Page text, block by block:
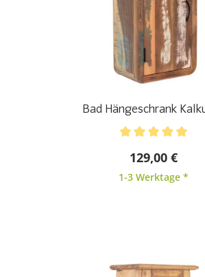
Bad Hängeschrank
129,00 €
1-3 Werktage *